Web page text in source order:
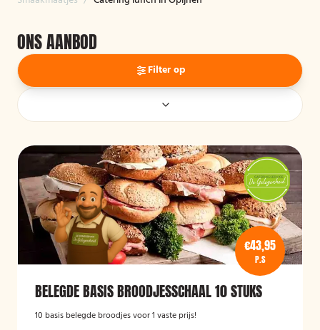
ONS AANBOD
Filter op
€43,95
P.S
BELEGDE BASIS BROODJESSCHAAL 10 STUKS
10 basis belegde broodjes voor 1 vaste prijs!